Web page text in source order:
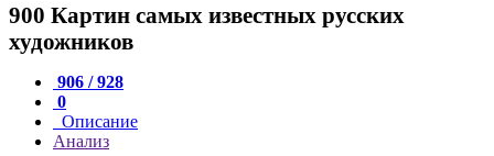
900 Картин самых известных русских
художников
906 / 928
0
Описание
Анализ